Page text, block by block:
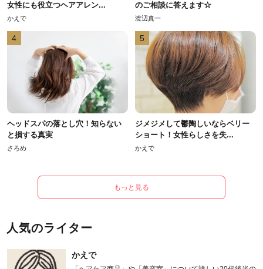
女性にも役立つヘアアレン...
かえで
のご相談に答えます☆
渡辺真一
4
ヘッドスパの落とし穴！知らない
と損する真実
さろめ
5
ジメジメして鬱陶しいならベリー
ショート！女性らしさを失...
かえで
もっと見る
人気のライター
かえで